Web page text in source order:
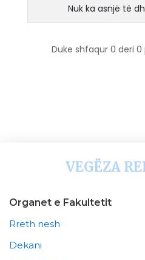
Nuk ka asnjë të
Duke shfaqur 0 deri
VEGËZA
Organet e Fakultetit
Rreth nesh
Dekani